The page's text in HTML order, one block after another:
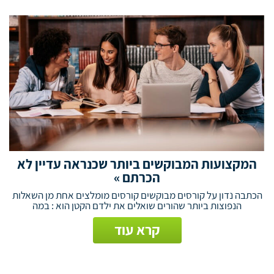
המקצועות המבוקשים ביותר שכנראה עדיין לא
הכרתם »
הכתבה נדון על קורסים מבוקשים קורסים מומלצים אחת מן השאלות
הנפוצות ביותר שהורים שואלים את ילדם הקטן הוא : במה
קרא עוד